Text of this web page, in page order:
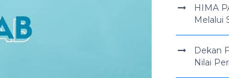
HIMA
Melalui
Dekan
Nilai